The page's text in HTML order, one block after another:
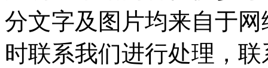
分文字及图片均来自于
时联系我们进行处理，